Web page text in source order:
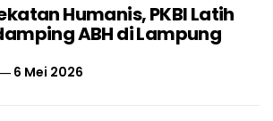
Humanis, PKBI Latih
ABH di Lampung
6 Mei 2026